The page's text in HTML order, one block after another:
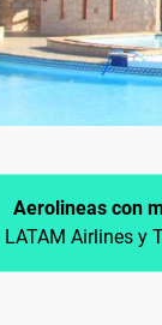
Aerolineas con
LATAM Airlines y